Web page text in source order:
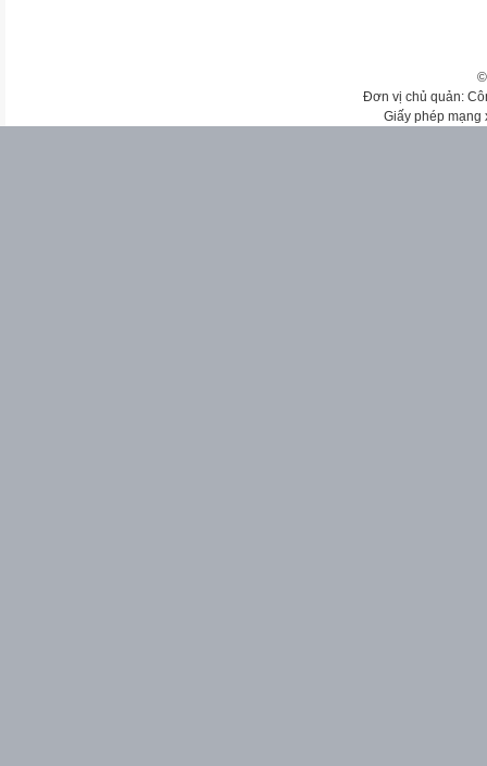
Đơn vị chủ quản:
Giấy phép mạng